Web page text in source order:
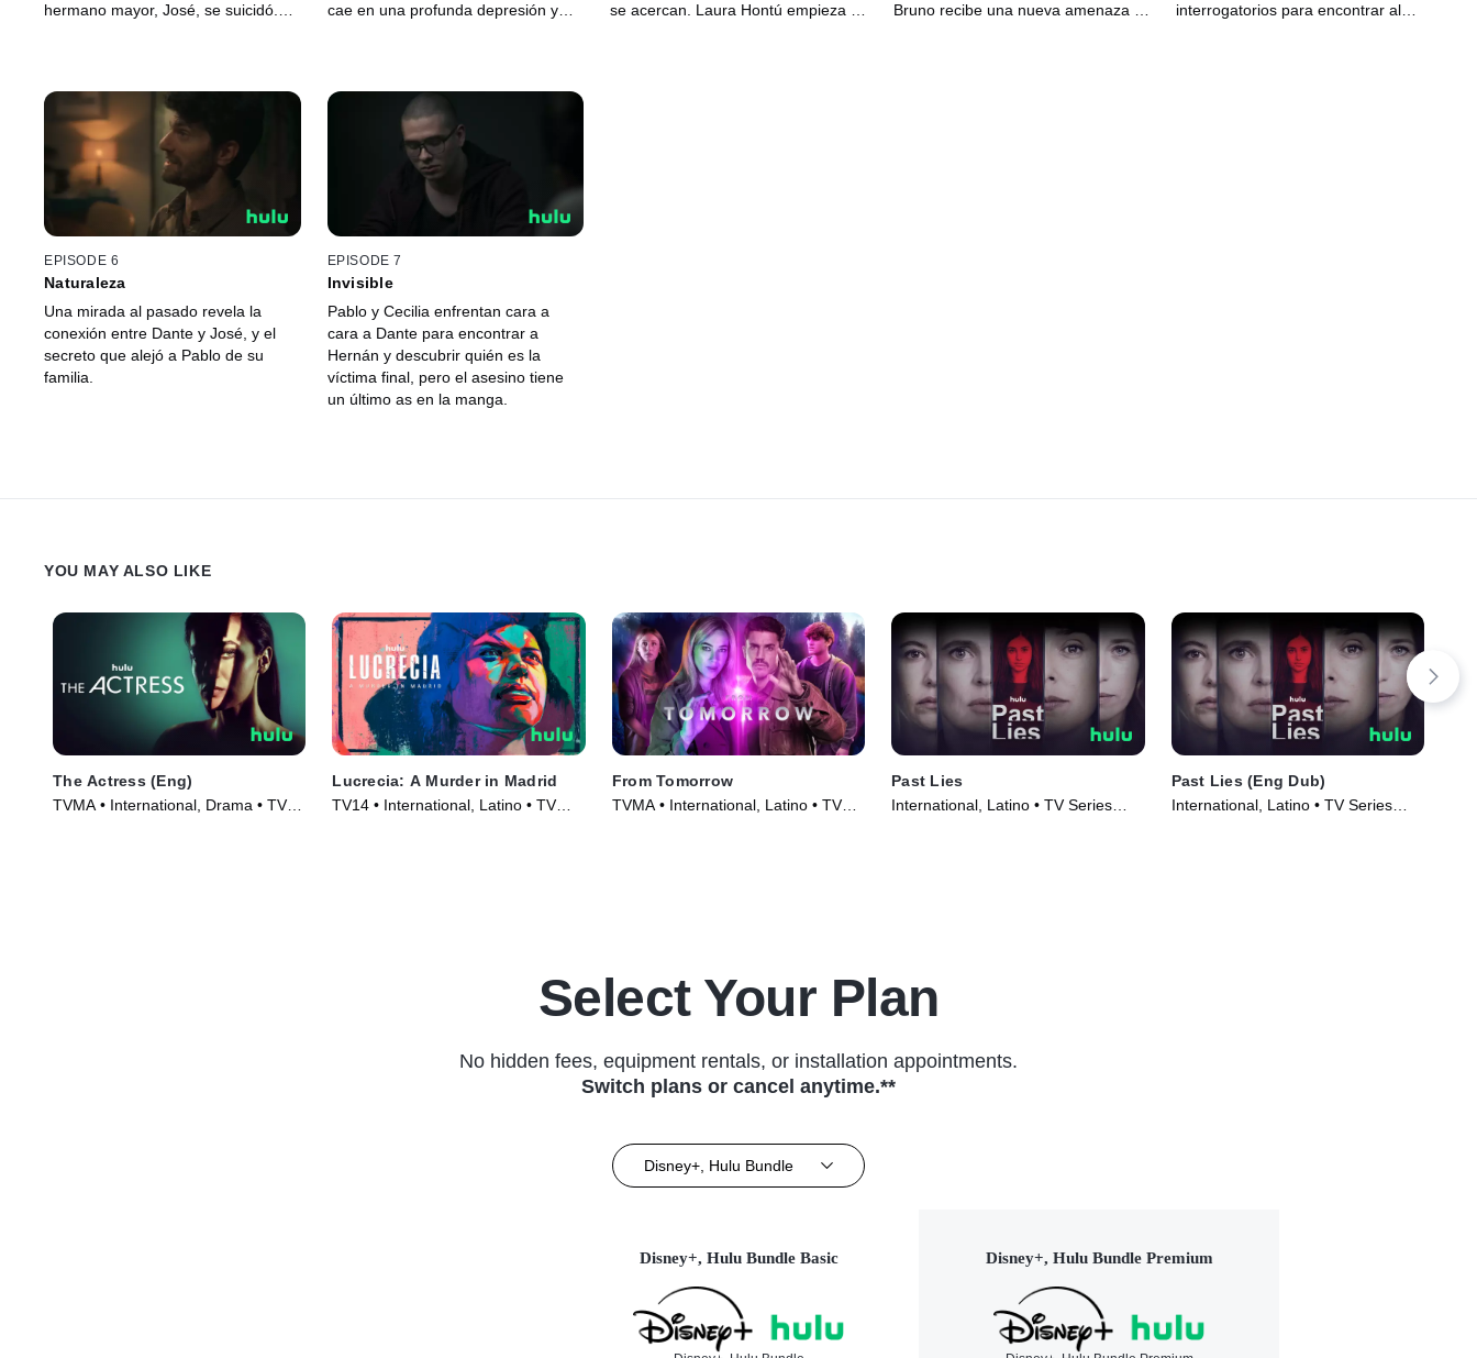
hermano mayor, José, se suicidó.
la oficial Cecilia Bermúdez se siente
frustrada con los casos sin sentido
que le asignan.
cae en una profunda depresión y
se acercan. Laura Hontú empieza a
Bruno recibe una nueva amenaza y
interrogatorios para encontrar al
EPISODE 6
Naturaleza
Una mirada al pasado revela la
conexión entre Dante y José, y el
secreto que alejó a Pablo de su
familia.
EPISODE 7
Invisible
Pablo y Cecilia enfrentan cara a
cara a Dante para encontrar a
Hernán y descubrir quién es la
víctima final, pero el asesino tiene
un último as en la manga.
YOU MAY ALSO LIKE
The Actress (Eng)
TVMA • International, Drama • TV
Lucrecia: A Murder in Madrid
TV14 • International, Latino • TV
From Tomorrow
TVMA • International, Latino • TV
Past Lies
International, Latino • TV Series
Past Lies (Eng Dub)
International, Latino • TV Series
Select Your Plan
No hidden fees, equipment rentals, or installation appointments.
Switch plans or cancel anytime.**
Disney+, Hulu Bundle
Disney+, Hulu Bundle Basic Disney+, Hulu Bundle Premium